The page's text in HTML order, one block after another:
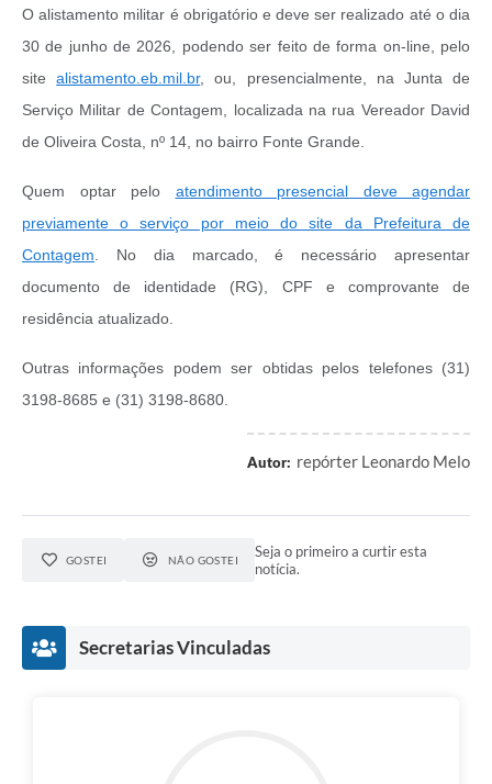
O alistamento militar é obrigatório e deve ser realizado até o dia
30 de junho de 2026, podendo ser feito de forma on-line, pelo
sitealistamento.eb.mil.br, ou, presencialmente, na Junta de
Serviço Militar de Contagem, localizada na rua Vereador David
de Oliveira Costa, nº 14, no bairro Fonte Grande.
Quem optar pelo atendimento presencial deve agendar
previamente o serviço por meio do site da Prefeitura de
Contagem . No dia marcado, é necessário apresentar
documento de identidade (RG), CPF e comprovante de
residência atualizado.
Outras informações podem ser obtidas pelos telefones (31)
3198-8685 e (31) 3198-8680.
Autor: repórter Leonardo Melo
GOSTEI NÃO GOSTEI
Seja o primeiro a curtir esta
notícia.
Secretarias Vinculadas